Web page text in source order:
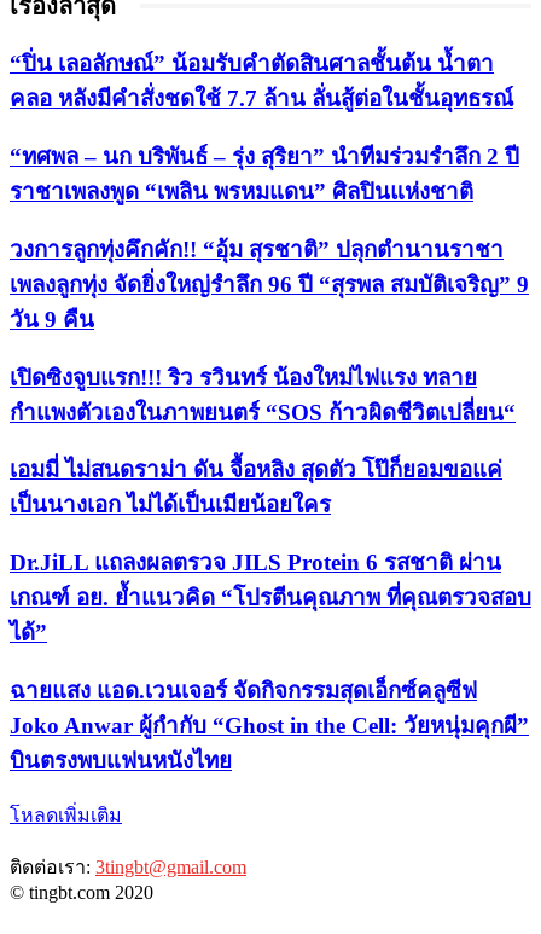
เรื่องล่าสุด
“ปิ่น เลอลักษณ์” น้อมรับคำตัดสินศาลชั้นต้น น้ำตา
คลอ หลังมีคำสั่งชดใช้ 7.7 ล้าน ลั่นสู้ต่อในชั้นอุทธรณ์
“ทศพล – นก บริพันธ์ – รุ่ง สุริยา” นำทีมร่วมรำลึก 2 ปี
ราชาเพลงพูด “เพลิน พรหมแดน” ศิลปินแห่งชาติ
วงการลูกทุ่งคึกคัก!! “อุ้ม สุรชาติ” ปลุกตำนานราชา
เพลงลูกทุ่ง จัดยิ่งใหญ่รำลึก 96 ปี “สุรพล สมบัติเจริญ” 9
วัน 9 คืน
เปิดซิงจูบแรก!!! ริว รวินทร์ น้องใหม่ไฟแรง ทลาย
กำแพงตัวเองในภาพยนตร์ “SOS ก้าวผิดชีวิตเปลี่ยน“
เอมมี่ ไม่สนดราม่า ดัน จื้อหลิง สุดตัว โป๊ก็ยอมขอแค่
เป็นนางเอก ไม่ได้เป็นเมียน้อยใคร
Dr.JiLL แถลงผลตรวจ JILS Protein 6 รสชาติ ผ่าน
เกณฑ์ อย. ย้ำแนวคิด “โปรตีนคุณภาพ ที่คุณตรวจสอบ
ได้”
ฉายแสง แอด.เวนเจอร์ จัดกิจกรรมสุดเอ็กซ์คลูซีฟ
Joko Anwar ผู้กำกับ “Ghost in the Cell: วัยหนุ่มคุกผี”
บินตรงพบแฟนหนังไทย
โหลดเพิ่มเติม
ติดต่อเรา: 3tingbt@gmail.com
© tingbt.com 2020